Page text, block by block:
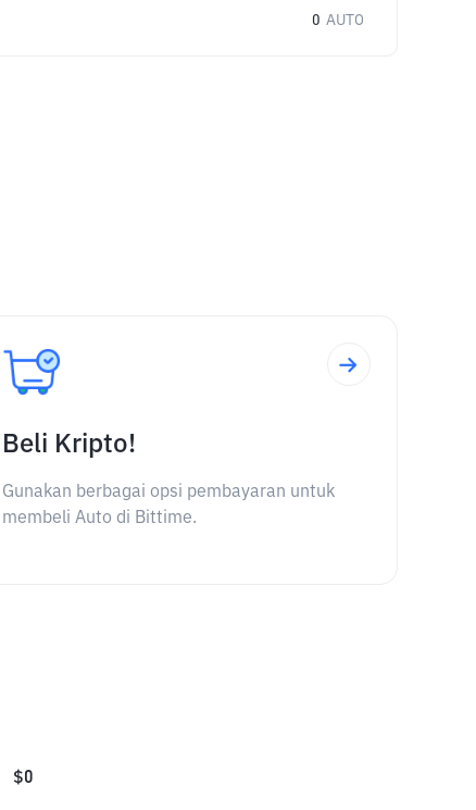
0 AUTO
Beli Kripto!
Gunakan berbagai opsi pembayaran untuk
membeli Auto di Bittime.
$0